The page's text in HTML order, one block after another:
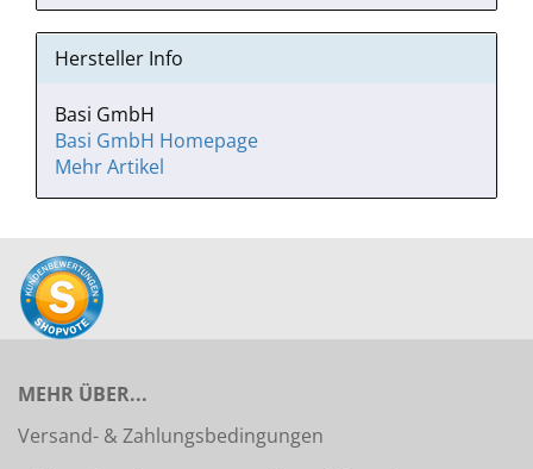
Hersteller Info
Basi GmbH
Basi GmbH Homepage
Mehr Artikel
MEHR ÜBER...
Versand- & Zahlungsbedingungen